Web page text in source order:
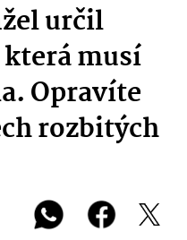
určil
musí
Opravíte
rozbitých